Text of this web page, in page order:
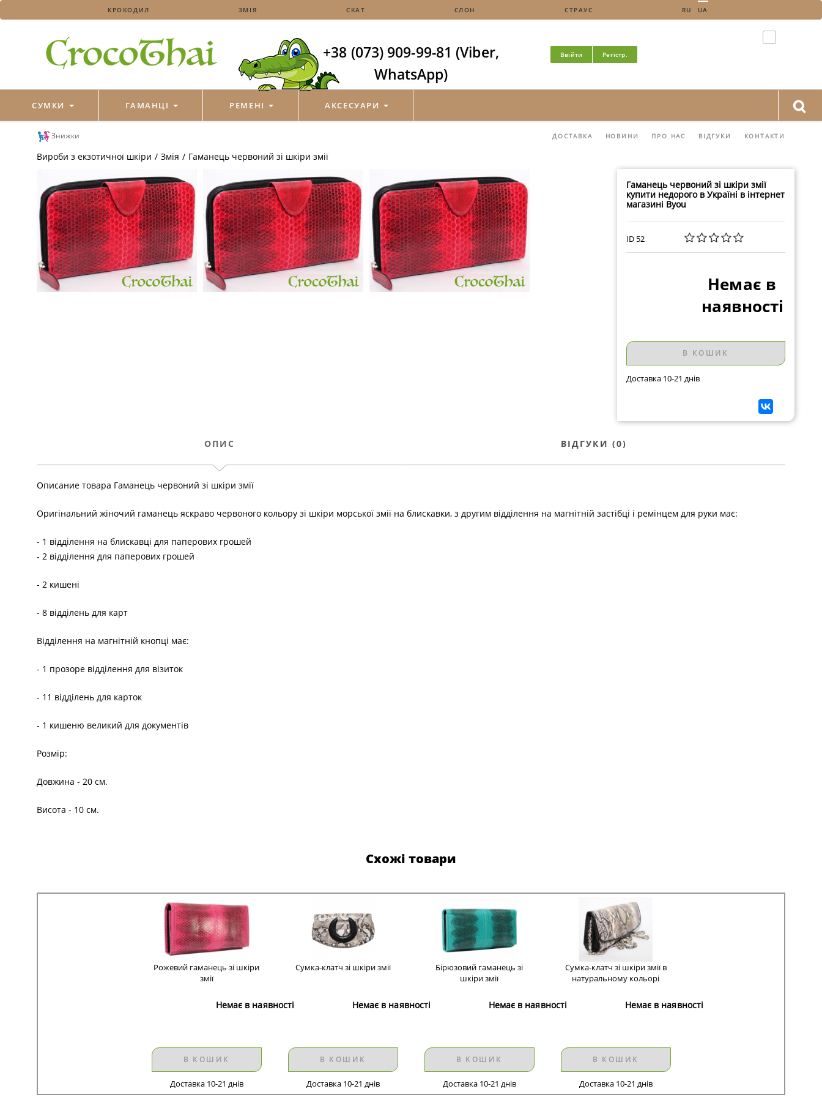
КРОКОДИЛ ЗМІЯ СКАТ СЛОН СТРАУС RU UA
+38 (073) 909-99-81 (Viber,
WhatsApp)
Ввійти Регістр.
СУМКИ ГАМАНЦІ РЕМЕНІ АКСЕСУАРИ
Знижки ДОСТАВКА НОВИНИ ПРО НАС ВІДГУКИ КОНТАКТИ
Вироби з екзотичної шкіри / Змія / Гаманець червоний зі шкіри змії
Гаманець червоний зі шкіри змії
купити недорого в Україні в інтернет
магазині Byou
ID 52
Немає в
наявності
В КОШИК
Доставка 10-21 днів
ОПИС ВІДГУКИ (0)
Описание товара Гаманець червоний зі шкіри змії
Оригінальний жіночий гаманець яскраво червоного кольору зі шкіри морської змії на блискавки, з другим відділення на магнітній застібці і ремінцем для руки має:
- 1 відділення на блискавці для паперових грошей
- 2 відділення для паперових грошей
- 2 кишені
- 8 відділень для карт
Відділення на магнітній кнопці має:
- 1 прозоре відділення для візиток
- 11 відділень для карток
- 1 кишеню великий для документів
Розмір:
Довжина - 20 см.
Висота - 10 см.
Схожі товари
Рожевий гаманець зі шкіри
змії
Немає в наявності
В КОШИК
Доставка 10-21 днів
Сумка-клатч зі шкіри змії
Немає в наявності
В КОШИК
Доставка 10-21 днів
Бірюзовий гаманець зі
шкіри змії
Немає в наявності
В КОШИК
Доставка 10-21 днів
Сумка-клатч зі шкіри змії в
натуральному кольорі
Немає в наявності
В КОШИК
Доставка 10-21 днів